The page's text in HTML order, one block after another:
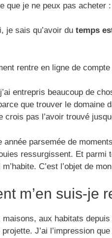
que je ne peux pas acheter
je sais qu’avoir du temps
rentre en ligne de compte
entrepris beaucoup de
que trouver le domaine
crois pas l’avoir trouvé
année parsemée de
ressurgissent. Et parmi
m’habite. C’est l’objet de
m’en suis-je
maisons, aux habitats
J’ai l’impression